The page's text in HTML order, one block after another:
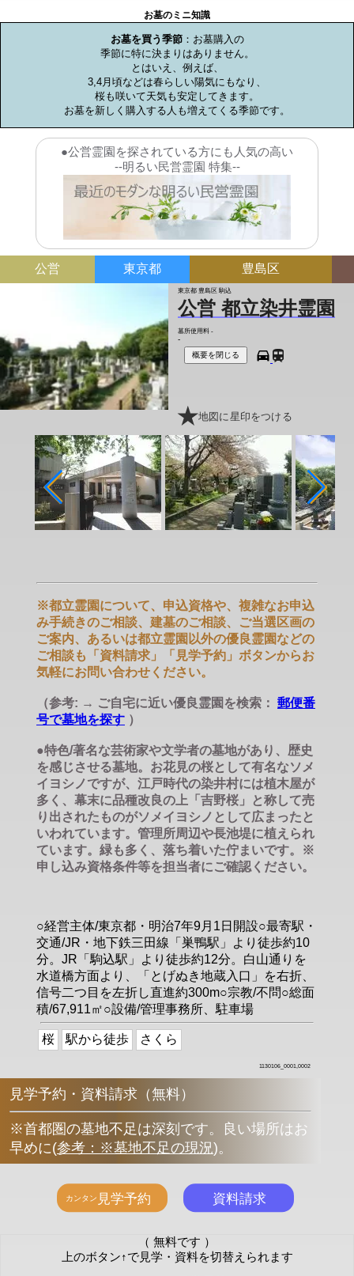
お墓のミニ知識
お墓を買う季節：お墓購入の
季節に特に決まりはありません。
とはいえ、例えば、
3,4月頃などは春らしい陽気にもなり、
桜も咲いて天気も安定してきます。
お墓を新しく購入する人も増えてくる季節です。
●公営霊園を探されている方にも人気の高い
--明るい民営霊園 特集--
公営 東京都 豊島区
東京都 豊島区 駒込
公営 都立染井霊園
墓所使用料 -
-
概要を閉じる
地図に星印をつける
※都立霊園について、申込資格や、複雑なお申込
み手続きのご相談、建墓のご相談、ご当選区画の
ご案内、あるいは都立霊園以外の優良霊園などの
ご相談も「資料請求」「見学予約」ボタンからお
気軽にお問い合わせください。
（参考: → ご自宅に近い優良霊園を検索： 郵便番
号で墓地を探す ）
●特色/著名な芸術家や文学者の墓地があり、歴史
を感じさせる墓地。お花見の桜として有名なソメ
イヨシノですが、江戸時代の染井村には植木屋が
多く、幕末に品種改良の上「吉野桜」と称して売
り出されたものがソメイヨシノとして広まったと
いわれています。管理所周辺や長池堤に植えられ
ています。緑も多く、落ち着いた佇まいです。※
申し込み資格条件等を担当者にご確認ください。
○経営主体/東京都・明治7年9月1日開設○最寄駅・
交通/JR・地下鉄三田線「巣鴨駅」より徒歩約10
分。JR「駒込駅」より徒歩約12分。白山通りを
水道橋方面より、「とげぬき地蔵入口」を右折、
信号二つ目を左折し直進約300m○宗教/不問○総面
積/67,911㎡○設備/管理事務所、駐車場
桜 駅から徒歩 さくら
1130106_0001,0002
見学予約・資料請求（無料）
※首都圏の墓地不足は深刻です。良い場所はお
早めに(参考：※墓地不足の現況)。
（ 無料です ）
上のボタン↑で見学・資料を切替えられます